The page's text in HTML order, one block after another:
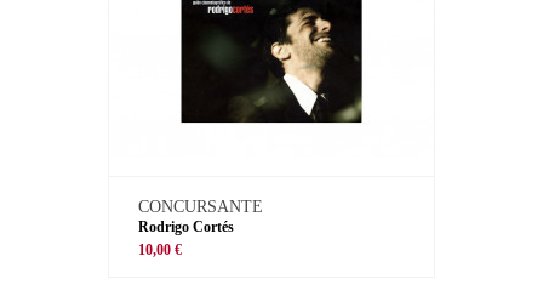
CONCURSANTE
Rodrigo Cortés
10,00 €